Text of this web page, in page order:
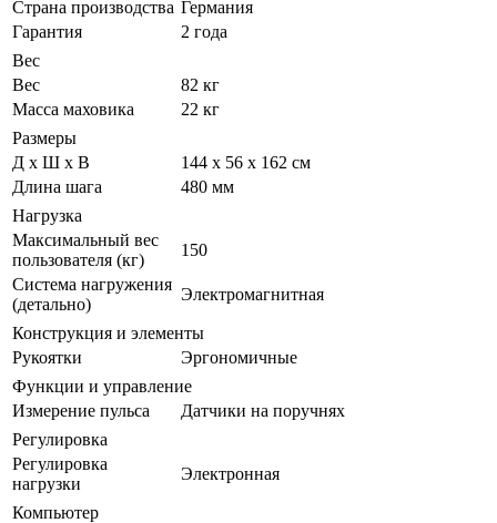
Страна производства Германия
Гарантия
2 года
Вес
Вес
82 кг
Масса маховика
22 кг
Размеры
Д х Ш х В
144 x 56 x 162 см
Длина шага
480 мм
Нагрузка
Максимальный вес
пользователя (кг)
150
Система нагружения
(детально)
Электромагнитная
Конструкция и элементы
Рукоятки
Эргономичные
Функции и управление
Измерение пульса
Датчики на поручнях
Регулировка
Регулировка
нагрузки
Электронная
Компьютер